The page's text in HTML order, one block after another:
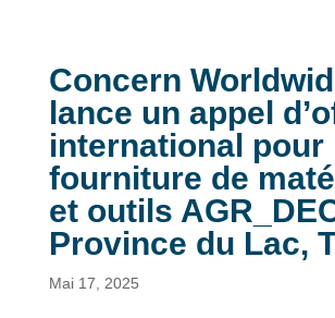
Concern
lance un appel
international pour
fourniture de
et outils
Province du Lac,
Mai 17, 2025